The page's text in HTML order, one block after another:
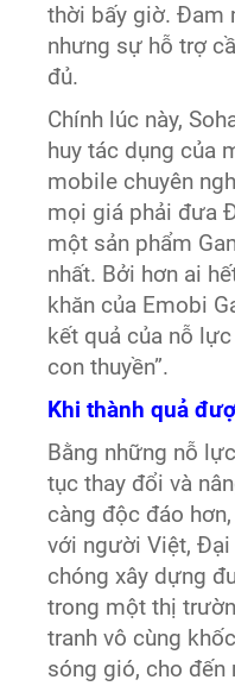
thời bấy giờ. Đam
nhưng sự hỗ trợ
đủ.
Chính lúc này,
huy tác dụng của
mobile chuyên
mọi giá phải đưa
một sản phẩm
nhất. Bởi hơn ai
khăn của Emobi
kết quả của nỗ
con thuyền”.
Khi thành quả
Bằng những nỗ
tục thay đổi và
càng độc đáo
với người Việt, Đại
chóng xây dựng
trong một thị
tranh vô cùng
sóng gió, cho đến